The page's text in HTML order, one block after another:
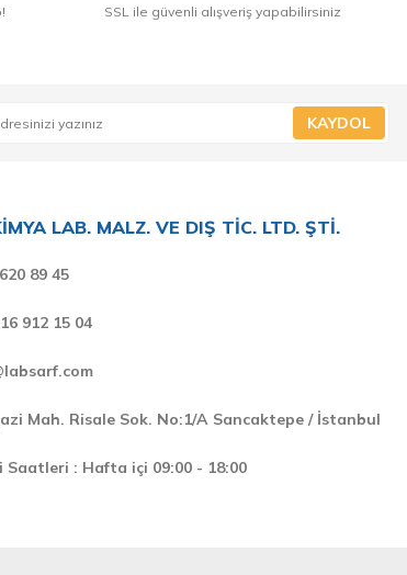
SSL ile güvenli alışveriş yapabilirsiniz
KAYDOL
LAB. MALZ. VE DIŞ TİC. LTD. ŞTİ.
89 45
912 15 04
Mah. Risale Sok. No:1/A Sancaktepe / İstanbul
Saatleri : Hafta içi 09:00 - 18:00